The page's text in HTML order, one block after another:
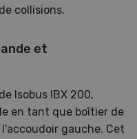
collisions.
et
Isobus IBX 200,
en tant que boîtier de
gauche. Cet